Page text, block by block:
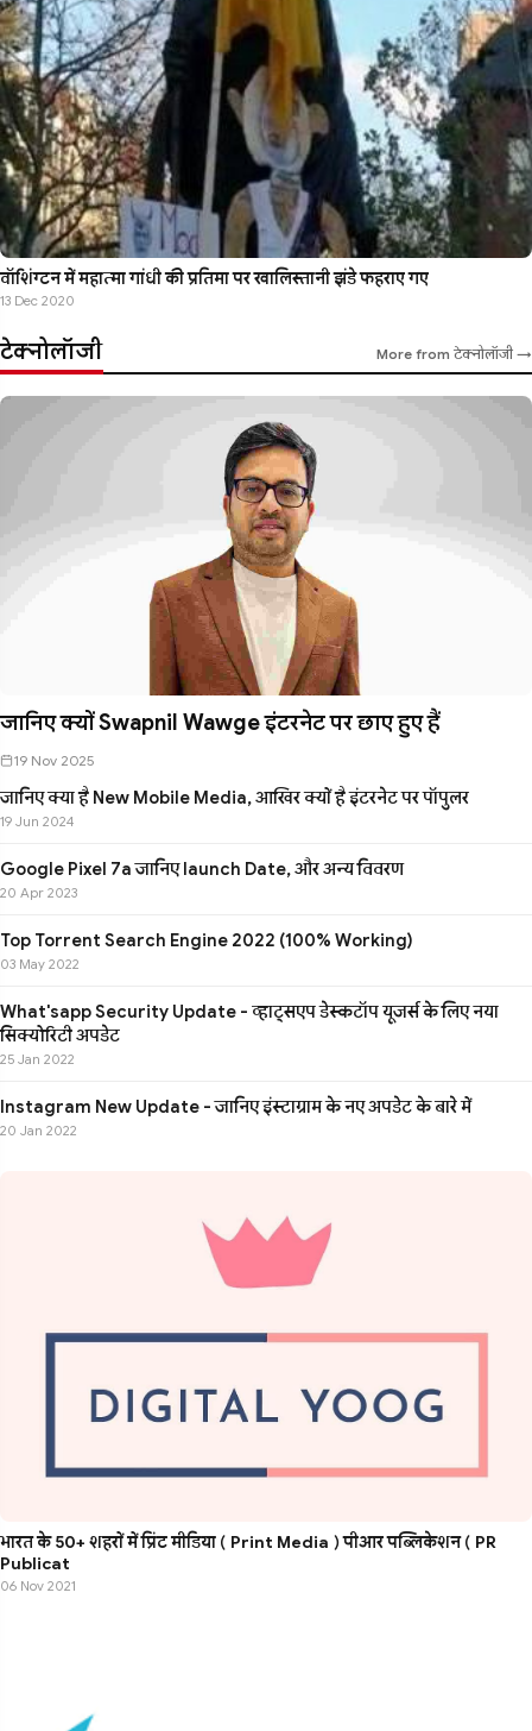
वॉशिंग्टन में महात्मा गांधी की प्रतिमा पर खालिस्तानी झंडे फहराए गए
13 Dec 2020
टेक्नोलॉजी More from टेक्नोलॉजी →
जानिए क्यों Swapnil Wawge इंटरनेट पर छाए हुए हैं
19 Nov 2025
जानिए क्या है New Mobile Media, आखिर क्यों है इंटरनेट पर पॉपुलर
19 Jun 2024
Google Pixel 7a जानिए launch Date, और अन्य विवरण
20 Apr 2023
Top Torrent Search Engine 2022 (100% Working)
03 May 2022
What'sapp Security Update - व्हाट्सएप डेस्कटॉप यूजर्स के लिए नया
सिक्योरिटी अपडेट
25 Jan 2022
Instagram New Update - जानिए इंस्टाग्राम के नए अपडेट के बारे में
20 Jan 2022
भारत के 50+ शहरों में प्रिंट मीडिया ( Print Media ) पीआर पब्लिकेशन ( PR
Publicat
06 Nov 2021